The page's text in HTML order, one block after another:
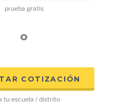
prueba gratis
o
COTIZACIÓN
tu escuela / distrito